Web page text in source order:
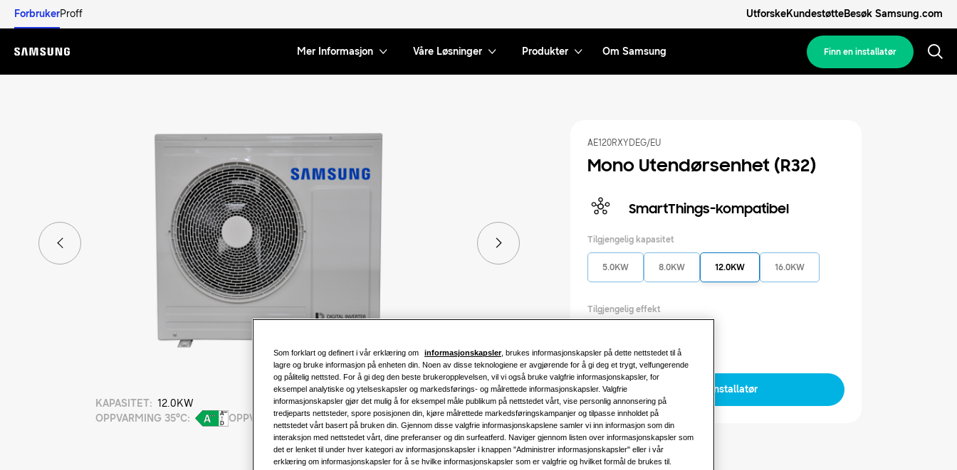
ForbrukerProff UtforskeKundestøtteBesøk Samsung.com
Menu
Mer Informasjon Våre Løsninger Produkter Om Samsung Finn en installatør
KAPASITET: 12.0KW
OPPVARMING 35°C: OPPVARMING 55°C:
Mono Utendørsenhet (R32)
AE120RXYDEG/EU
SmartThings-kompatibel
Tilgjengelig kapasitet
5.0KW 8.0KW 12.0KW 16.0KW
Tilgjengelig effekt
Finn en installatør
Som forklart og definert i vår erklæring om informasjonskapsler, brukes informasjonskapsler på dette nettstedet til å
lagre og bruke informasjon på enheten din. Noen av disse teknologiene er avgjørende for å gi deg et trygt, velfungerende
og pålitelig nettsted. For å gi deg den beste brukeropplevelsen, vil vi også bruke valgfrie informasjonskapsler, for
eksempel analytiske og ytelseskapsler og markedsførings- og målrettede informasjonskapsler. Valgfrie
informasjonskapsler gjør det mulig å for eksempel måle publikum på nettstedet vårt, vise personlig annonsering på
tredjeparts nettsteder, spore posisjonen din, kjøre målrettede markedsføringskampanjer og tilpasse innholdet på
nettstedet vårt basert på bruken din. Gjennom disse valgfrie informasjonskapslene samler vi inn informasjon som din
interaksjon med nettstedet vårt, dine preferanser og din surfeatferd. Naviger gjennom listen over informasjonskapsler som
det er lenket til under hver kategori av informasjonskapsler i knappen "Administrer informasjonskapsler" eller i vår
erklæring om informasjonskapsler for å se hvilke informasjonskapsler som er valgfrie og hvilket formål de brukes til.